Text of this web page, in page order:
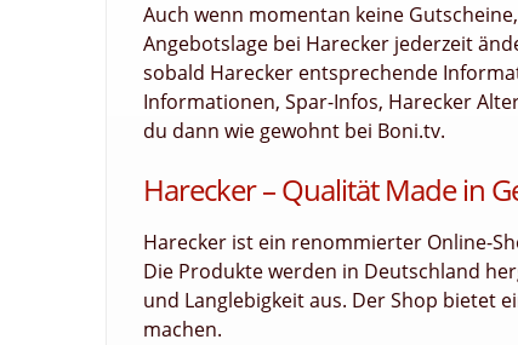
Auch wenn momentan keine
Angebotslage bei Harecker jederzeit
sobald Harecker entsprechende
Informationen, Spar-Infos, Harecker
du dann wie gewohnt bei Boni.tv.
Harecker – Qualität Made in
Harecker ist ein renommierter Online-
Die Produkte werden in Deutschland
und Langlebigkeit aus. Der Shop bietet
machen.